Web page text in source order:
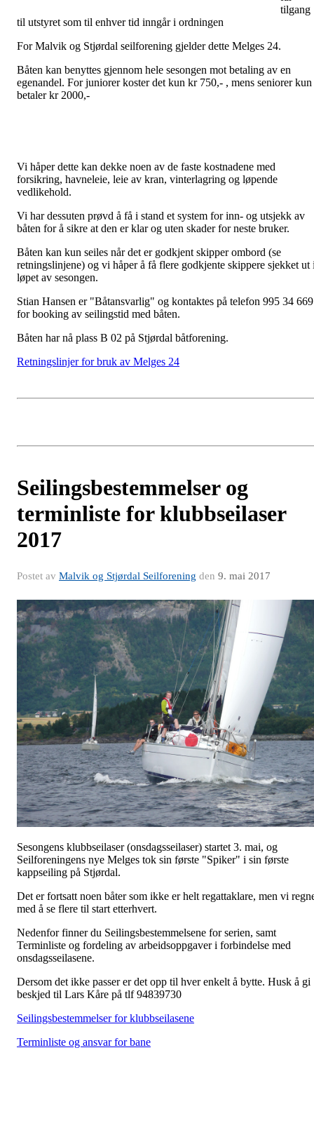
tilgang
til utstyret som til enhver tid inngår i ordningen
For Malvik og Stjørdal seilforening gjelder dette Melges 24.
Båten kan benyttes gjennom hele sesongen mot betaling av en
egenandel. For juniorer koster det kun kr 750,- , mens seniorer kun
betaler kr 2000,-
Vi håper dette kan dekke noen av de faste kostnadene med
forsikring, havneleie, leie av kran, vinterlagring og løpende
vedlikehold.
Vi har dessuten prøvd å få i stand et system for inn- og utsjekk av
båten for å sikre at den er klar og uten skader for neste bruker.
Båten kan kun seiles når det er godkjent skipper ombord (se
retningslinjene) og vi håper å få flere godkjente skippere sjekket ut
løpet av sesongen.
Stian Hansen er "Båtansvarlig" og kontaktes på telefon 995 34 669
for booking av seilingstid med båten.
Båten har nå plass B 02 på Stjørdal båtforening.
Retningslinjer for bruk av Melges 24
Seilingsbestemmelser og
terminliste for klubbseilaser
2017
Postet av Malvik og Stjørdal Seilforening den 9. mai 2017
Sesongens klubbseilaser (onsdagsseilaser) startet 3. mai, og
Seilforeningens nye Melges tok sin første "Spiker" i sin første
kappseiling på Stjørdal.
Det er fortsatt noen båter som ikke er helt regattaklare, men vi
med å se flere til start etterhvert.
Nedenfor finner du Seilingsbestemmelsene for serien, samt
Terminliste og fordeling av arbeidsoppgaver i forbindelse med
onsdagsseilasene.
Dersom det ikke passer er det opp til hver enkelt å bytte. Husk å gi
beskjed til Lars Kåre på tlf 94839730
Seilingsbestemmelser for klubbseilasene
Terminliste og ansvar for bane